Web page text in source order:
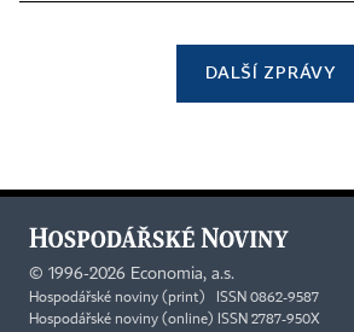
DALŠÍ ZPRÁVY
© 1996-2026 Economia, a.s.
Hospodářské noviny (print) ISSN 0862-9587
Hospodářské noviny (online) ISSN 2787-950X